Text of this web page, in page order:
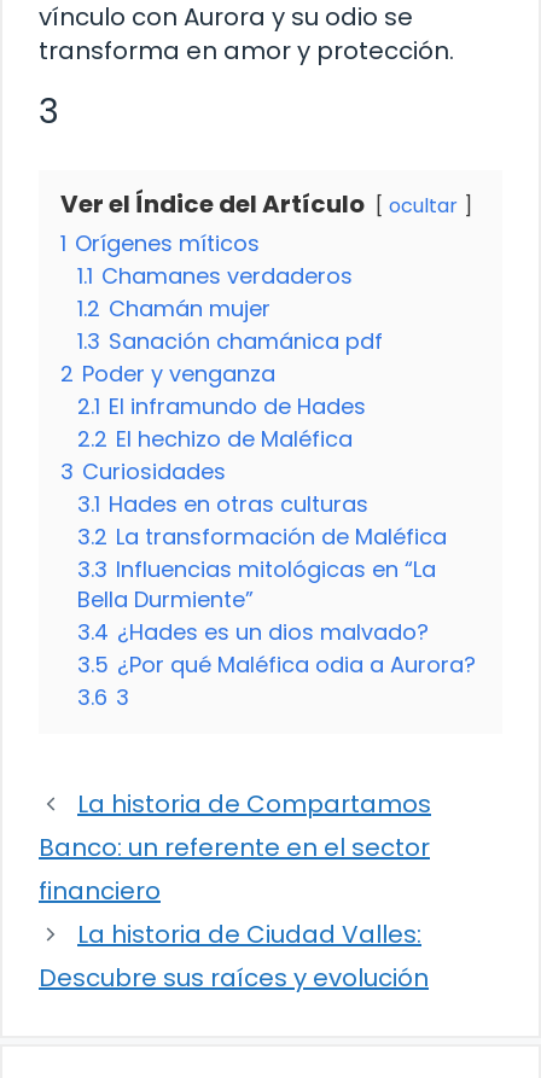
vínculo con Aurora y su odio se
transforma en amor y protección.
3
Ver el Índice del Artículo ocultar
1 Orígenes míticos
1.1 Chamanes verdaderos
1.2 Chamán mujer
1.3 Sanación chamánica pdf
2 Poder y venganza
2.1 El inframundo de Hades
2.2 El hechizo de Maléfica
3 Curiosidades
3.1 Hades en otras culturas
3.2 La transformación de Maléfica
3.3 Influencias mitológicas en “La
Bella Durmiente”
3.4 ¿Hades es un dios malvado?
3.5 ¿Por qué Maléfica odia a Aurora?
3.6 3
La historia de Compartamos
Banco: un referente en el sector
financiero
La historia de Ciudad Valles:
Descubre sus raíces y evolución